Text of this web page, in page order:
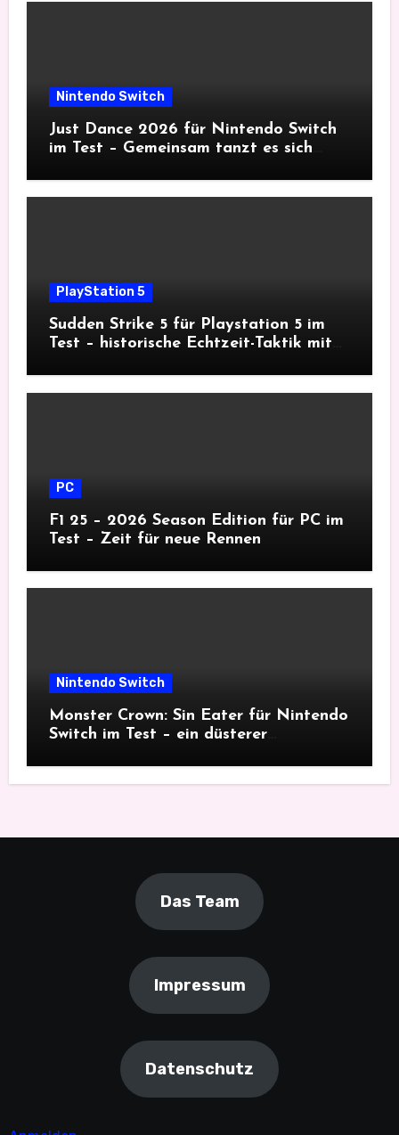
Nintendo Switch
Just Dance 2026 für Nintendo Switch
im Test – Gemeinsam tanzt es sich
PlayStation 5
Sudden Strike 5 für Playstation 5 im
Test – historische Echtzeit-Taktik mit
PC
F1 25 – 2026 Season Edition für PC im
Test – Zeit für neue Rennen
Nintendo Switch
Monster Crown: Sin Eater für Nintendo
Switch im Test – ein düsterer
Das Team
Impressum
Datenschutz